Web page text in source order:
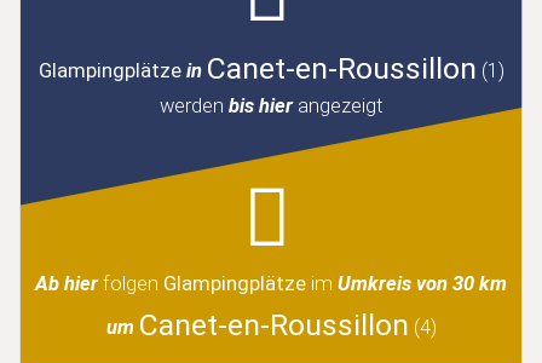
Glampingplätze in Canet-en-Roussillon (1)
werden bis hierangezeigt
Ab hierfolgen Glampingplätze im Umkreis von 30 km
um Canet-en-Roussillon (4)